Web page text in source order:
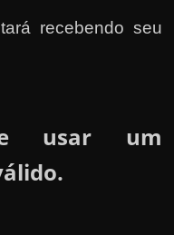
recebendo seu
se usar um